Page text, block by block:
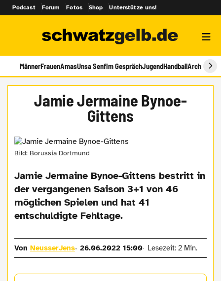
Podcast Forum Fotos Shop Unterstütze uns!
MännerFrauenAmasUnsa SenfIm GesprächJugendHandballArchiv
Jamie Jermaine Bynoe-
Gittens
Bild: Borussia Dortmund
Jamie Jermaine Bynoe-Gittens bestritt in
der vergangenen Saison 3+1 von 46
möglichen Spielen und hat 41
entschuldigte Fehltage.
VonNeusserJens 26.06.2022 15:00 Lesezeit: 2 Min.